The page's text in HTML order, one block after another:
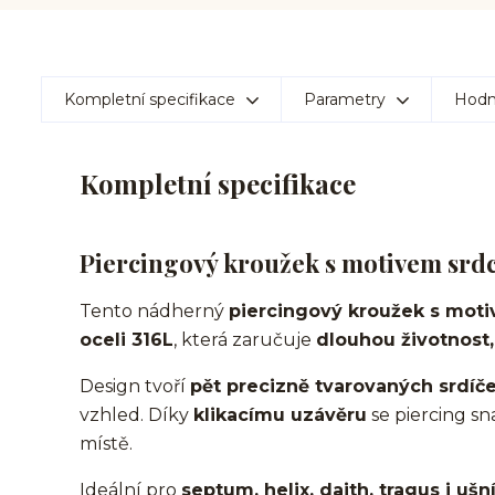
Kompletní specifikace Parametry
Kompletní specifikace
Piercingový kroužek s motivem
Tento nádherný piercingový kroužek s
oceli 316L, která zaručuje dlouhou
Design tvoří pět precizně tvarovaných
vzhled. Díky klikacímu uzávěru se piercing
místě.
Ideální pro septum, helix, daith, tragus i